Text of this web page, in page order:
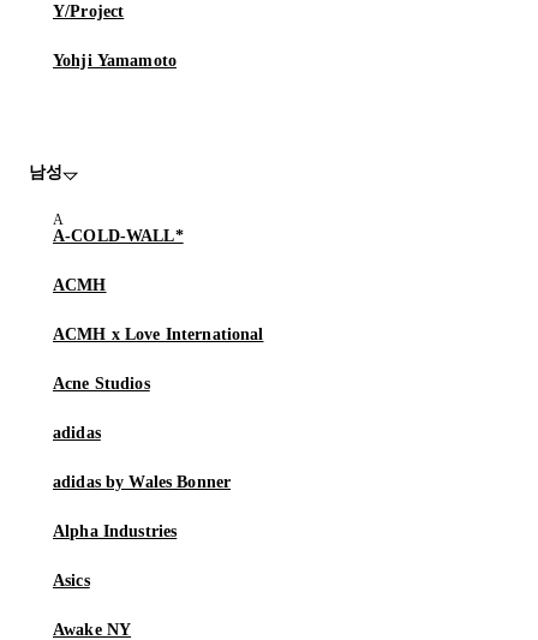
Y/Project
Yohji Yamamoto
남성
A-COLD-WALL*
ACMH
ACMH x Love International
Acne Studios
adidas
adidas by Wales Bonner
Alpha Industries
Asics
Awake NY